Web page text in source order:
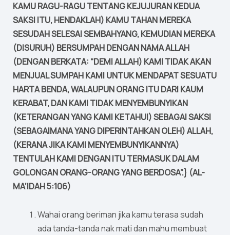
KAMU RAGU-RAGU TENTANG KEJUJURAN KEDUA
SAKSI ITU, HENDAKLAH) KAMU TAHAN MEREKA
SESUDAH SELESAI SEMBAHYANG, KEMUDIAN MEREKA
(DISURUH) BERSUMPAH DENGAN NAMA ALLAH
(DENGAN BERKATA: “DEMI ALLAH) KAMI TIDAK AKAN
MENJUAL SUMPAH KAMI UNTUK MENDAPAT SESUATU
HARTA BENDA, WALAUPUN ORANG ITU DARI KAUM
KERABAT, DAN KAMI TIDAK MENYEMBUNYIKAN
(KETERANGAN YANG KAMI KETAHUI) SEBAGAI SAKSI
(SEBAGAIMANA YANG DIPERINTAHKAN OLEH) ALLAH,
(KERANA JIKA KAMI MENYEMBUNYIKANNYA)
TENTULAH KAMI DENGAN ITU TERMASUK DALAM
GOLONGAN ORANG-ORANG YANG BERDOSA”.} (AL-
MA’IDAH 5:106)
Wahai orang beriman jika kamu terasa sudah
ada tanda-tanda nak mati dan mahu membuat